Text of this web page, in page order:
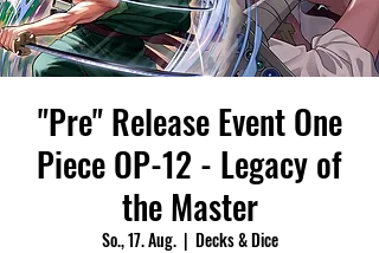
"Pre" Release Event One
Piece OP-12 - Legacy of
the Master
So., 17. Aug.
  |
Decks & Dice